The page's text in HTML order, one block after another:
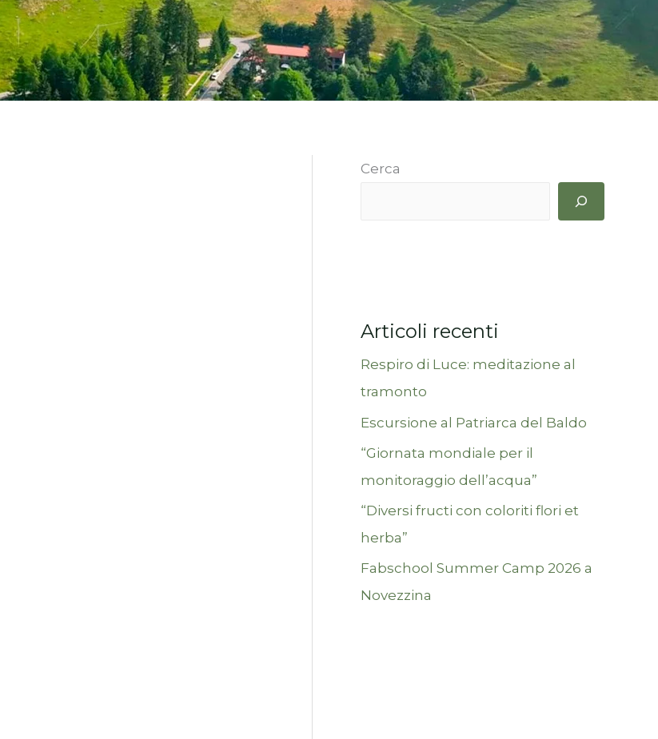
Cerca
Articoli recenti
Respiro di Luce: meditazione al
tramonto
Escursione al Patriarca del Baldo
“Giornata mondiale per il
monitoraggio dell’acqua”
“Diversi fructi con coloriti flori et
herba”
Fabschool Summer Camp 2026 a
Novezzina